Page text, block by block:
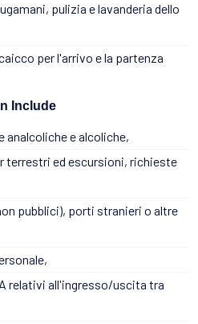
pulizia e lavanderia dello
per l'arrivo e la partenza
Include
analcoliche e alcoliche,
terrestri ed escursioni, richieste
pubblici), porti stranieri o altre
relativi all'ingresso/uscita tra